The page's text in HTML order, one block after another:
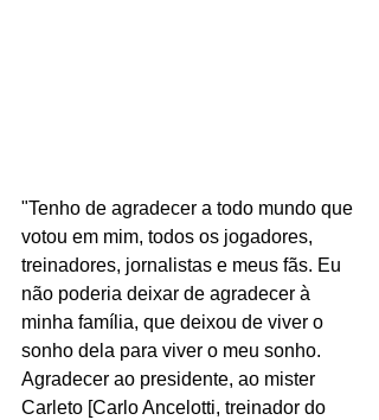
"Tenho de agradecer a todo mundo que
votou em mim, todos os jogadores,
treinadores, jornalistas e meus fãs. Eu
não poderia deixar de agradecer à
minha família, que deixou de viver o
sonho dela para viver o meu sonho.
Agradecer ao presidente, ao mister
Carleto [Carlo Ancelotti, treinador do